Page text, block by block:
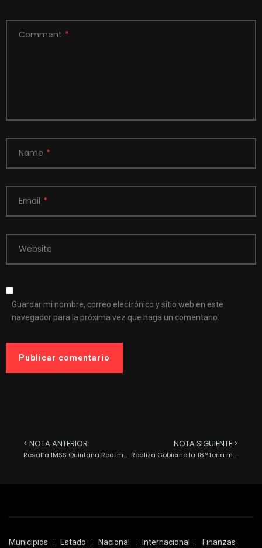
Comment *
Name *
Email *
Website
Guardar mi nombre, correo electrónico y sitio web en este
navegador para la próxima vez que haga un comentario.
< NOTA ANTERIOR
Resalta IMSS Quintana Roo importancia de realizar tamiz neonatal a recién nacidos
NOTA SIGUIENTE >
Realiza Gobierno la 18.ª feria municipal del empleo
Municipios Estado Nacional Internacional Finanzas